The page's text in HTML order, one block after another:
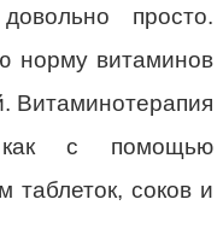
просто.
норму витаминов
Витаминотерапия
как с помощью
таблеток, соков и